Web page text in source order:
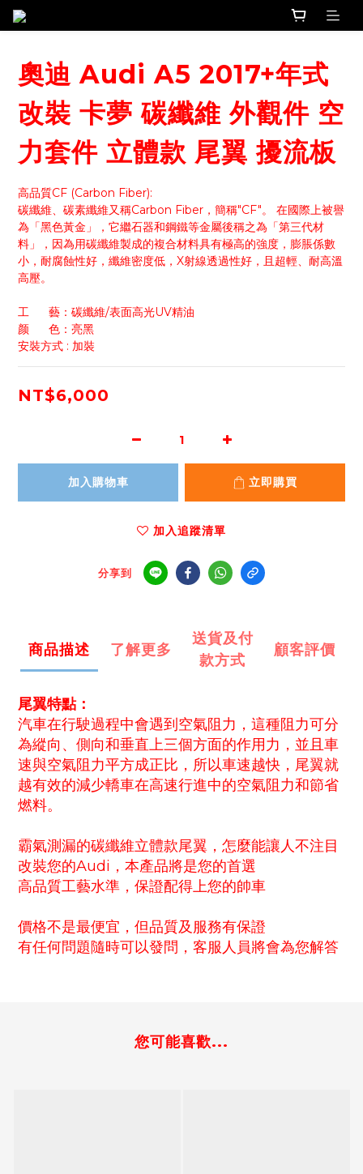
奧迪 Audi A5 2017+年式
改裝 卡夢 碳纖維 外觀件 空
力套件 立體款 尾翼 擾流板
高品質CF (Carbon Fiber):
碳纖維、碳素纖維又稱Carbon Fiber，簡稱"CF"。 在國際上被譽
為「黑色黃金」，它繼石器和鋼鐵等金屬後稱之為「第三代材
料」，因為用碳纖維製成的複合材料具有極高的強度，膨脹係數
小，耐腐蝕性好，纖維密度低，X射線透過性好，且超輕、耐高溫
高壓。
工      藝：碳纖維/表面高光UV精油
颜      色：亮黑
安裝方式 : 加裝
NT$6,000
加入購物車 立即購買
加入追蹤清單
分享到
商品描述 了解更多
送貨及付
款方式
顧客評價
尾翼特點：
汽車在行駛過程中會遇到空氣阻力，這種阻力可分
為縱向、側向和垂直上三個方面的作用力，並且車
速與空氣阻力平方成正比，所以車速越快，尾翼就
越有效的減少轎車在高速行進中的空氣阻力和節省
燃料。
霸氣測漏的碳纖維立體款尾翼，怎麼能讓人不注目
改裝您的Audi，本產品將是您的首選
高品質工藝水準，保證配得上您的帥車
價格不是最便宜，但品質及服務有保證
有任何問題隨時可以發問，客服人員將會為您解答
您可能喜歡...